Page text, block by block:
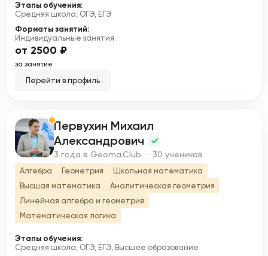
Этапы обучения:
Средняя школа, ОГЭ, ЕГЭ
Форматы занятий:
Индивидуальные занятия
от 2500 ₽
за занятие
Перейти в профиль
П
Первухин Михаил
Александрович
3 года в Geoma.Club · 30 учеников
Алгебра Геометрия
Школьная математика
Высшая математика
Аналитическая геометрия
Линейная алгебра и геометрия
Математическая логика
Этапы обучения:
Средняя школа, ОГЭ, ЕГЭ, Высшее образование